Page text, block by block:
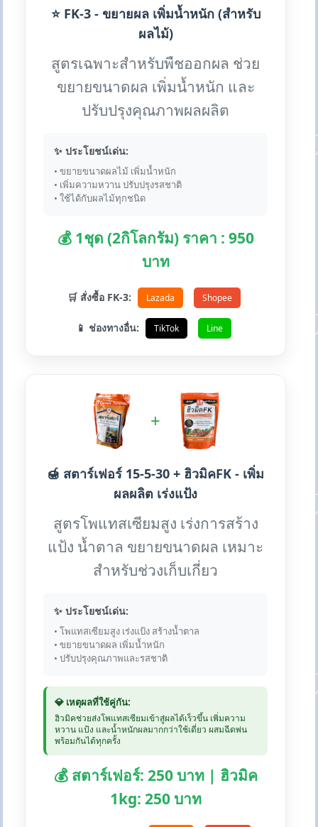
⭐ FK-3 - ขยายผล เพิ่มน้ำหนัก (สำหรับ
ผลไม้)
สูตรเฉพาะสำหรับพืชออกผล ช่วย
ขยายขนาดผล เพิ่มน้ำหนัก และ
ปรับปรุงคุณภาพผลผลิต
✨ ประโยชน์เด่น:
• ขยายขนาดผลไม้ เพิ่มน้ำหนัก
• เพิ่มความหวาน ปรับปรุงรสชาติ
• ใช้ได้กับผลไม้ทุกชนิด
💰 1ชุด (2กิโลกรัม) ราคา : 950
บาท
🛒 สั่งซื้อ FK-3: Lazada Shopee
📱 ช่องทางอื่น: TikTok Line
+
🍯 สตาร์เฟอร์ 15-5-30 + ฮิวมิคFK - เพิ่ม
ผลผลิต เร่งแป้ง
สูตรโพแทสเซียมสูง เร่งการสร้าง
แป้ง น้ำตาล ขยายขนาดผล เหมาะ
สำหรับช่วงเก็บเกี่ยว
✨ ประโยชน์เด่น:
• โพแทสเซียมสูง เร่งแป้ง สร้างน้ำตาล
• ขยายขนาดผล เพิ่มน้ำหนัก
• ปรับปรุงคุณภาพและรสชาติ
💎 เหตุผลที่ใช้คู่กัน:
ฮิวมิคช่วยส่งโพแทสเซียมเข้าสู่ผลได้เร็วขึ้น เพิ่มความ
หวาน แป้ง และน้ำหนักผลมากกว่าใช้เดี่ยว ผสมฉีดพ่น
พร้อมกันได้ทุกครั้ง
💰 สตาร์เฟอร์: 250 บาท | ฮิวมิค
1kg: 250 บาท